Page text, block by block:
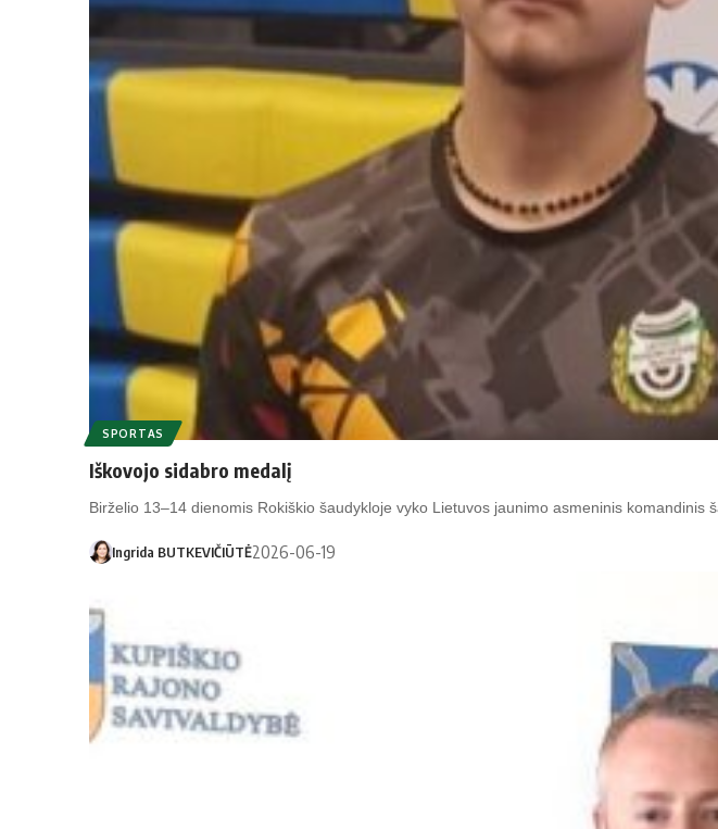
SPORTAS
Iškovojo sidabro medalį
Birželio 13–14 dienomis Rokiškio šaudykloje vyko Lietuvos jaunimo asmeninis komandinis
Ingrida BUTKEVIČIŪTĖ2026-06-19